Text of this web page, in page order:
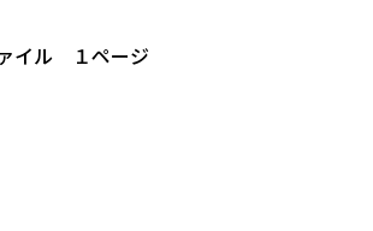
イル １ページ